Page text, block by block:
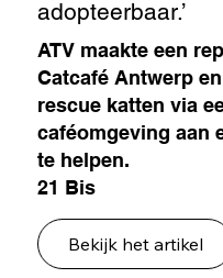
adopteerbaar.’
ATV maakte een
Catcafé Antwerp
rescue katten via
caféomgeving aan
te helpen.
21 Bis